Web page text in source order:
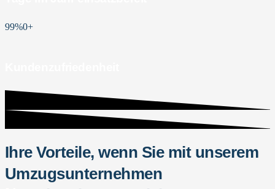
99%0+
Ihre Vorteile, wenn Sie mit unserem
Umzugsunternehmen